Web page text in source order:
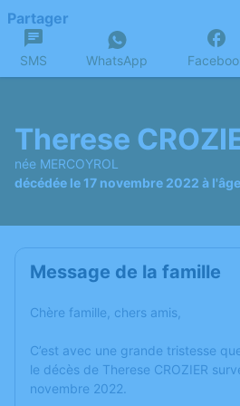
Partager
SMS WhatsApp
Therese
née MERCOYROL
décédée le 17 novembre 2022 à
Message de la famille
Chère famille, chers amis,
C’est avec une grande tristesse
le décès de Therese CROZIER
novembre 2022.